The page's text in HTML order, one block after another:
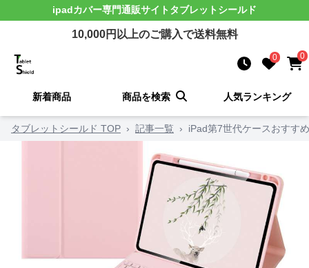
ipadカバー専門通販サイト タブレットシールド
10,000円以上のご購入で送料無料
0 0
新着商品 商品を検索 人気ランキング
タブレットシールド TOP › 記事一覧 › iPad第7世代ケースおすす